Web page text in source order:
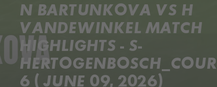
N BARTUNKOVA VS H
VANDEWINKEL MATCH
HIGHLIGHTS - S-
6 ( JUNE 09, 2026)